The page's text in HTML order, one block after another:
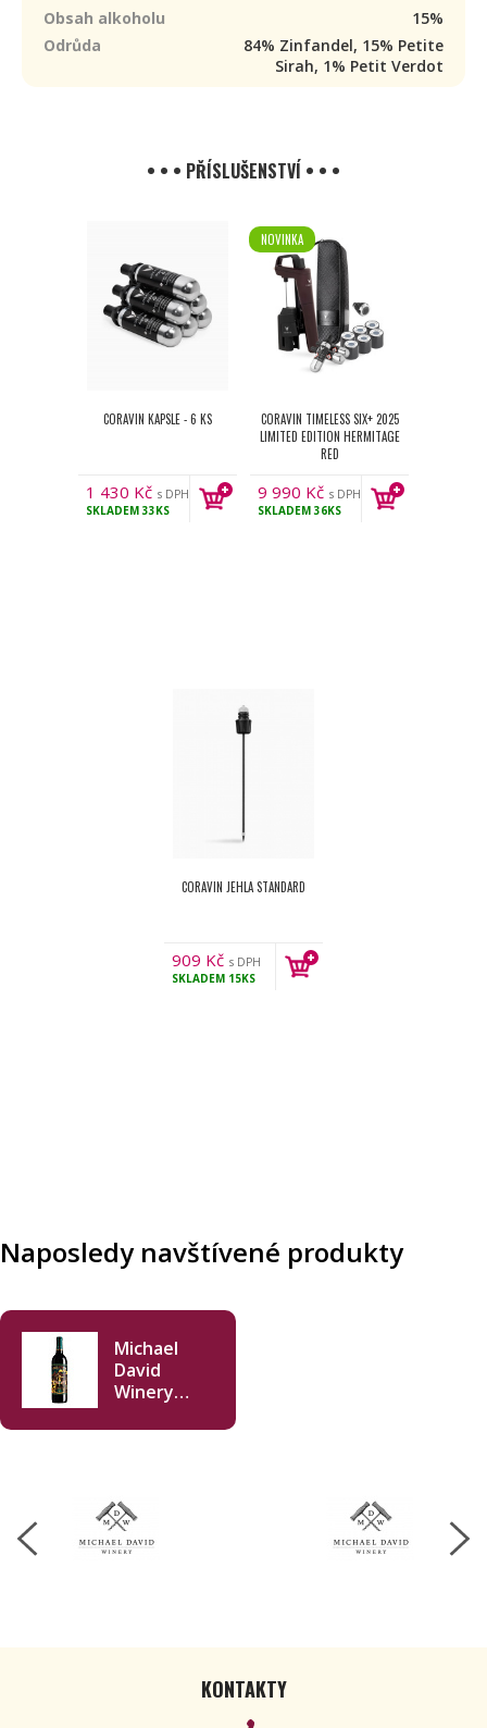
Obsah alkoholu
15%
Odrůda
84% Zinfandel, 15% Petite
Sirah, 1% Petit Verdot
• • • PŘÍSLUŠENSTVÍ • • •
CORAVIN KAPSLE - 6 KS
1 430 Kč s DPH
SKLADEM33KS
NOVINKA
CORAVIN TIMELESS SIX+ 2025
LIMITED EDITION HERMITAGE
RED
9 990 Kč s DPH
SKLADEM36KS
CORAVIN JEHLA STANDARD
909 Kč s DPH
SKLADEM 15KS
Naposledy navštívené produkty
Michael
David
Winery
Zinfandel
KONTAKTY